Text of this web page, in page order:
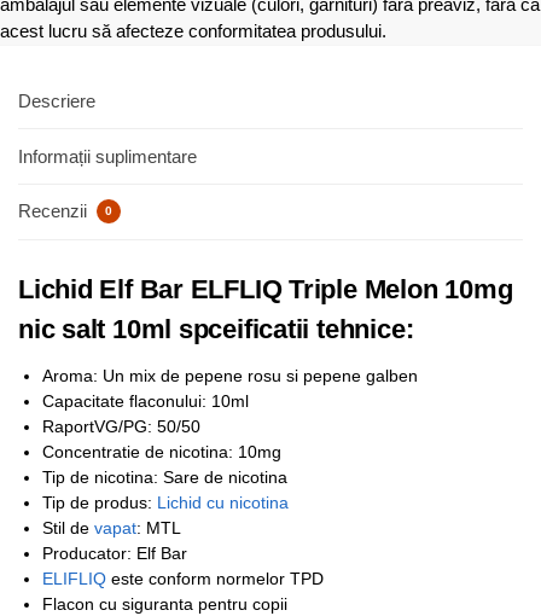
ambalajul sau elemente vizuale (culori, garnituri) fără preaviz, fără ca
acest lucru să afecteze conformitatea produsului.
Descriere
Informații suplimentare
Recenzii 0
Lichid Elf Bar ELFLIQ Triple Melon 10mg
nic salt 10ml spceificatii tehnice:
Aroma: Un mix de pepene rosu si pepene galben
Capacitate flaconului: 10ml
RaportVG/PG: 50/50
Concentratie de nicotina: 10mg
Tip de nicotina: Sare de nicotina
Tip de produs: Lichid cu nicotina
Stil de vapat: MTL
Producator: Elf Bar
ELIFLIQ este conform normelor TPD
Flacon cu siguranta pentru copii